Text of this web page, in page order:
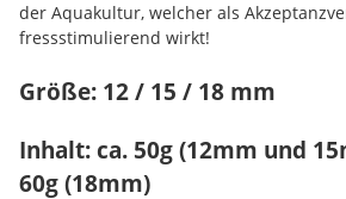
der Aquakultur, welcher als
fressstimulierend wirkt!
Größe: 12 / 15 / 18 mm
Inhalt: ca. 50g (12mm und
60g (18mm)